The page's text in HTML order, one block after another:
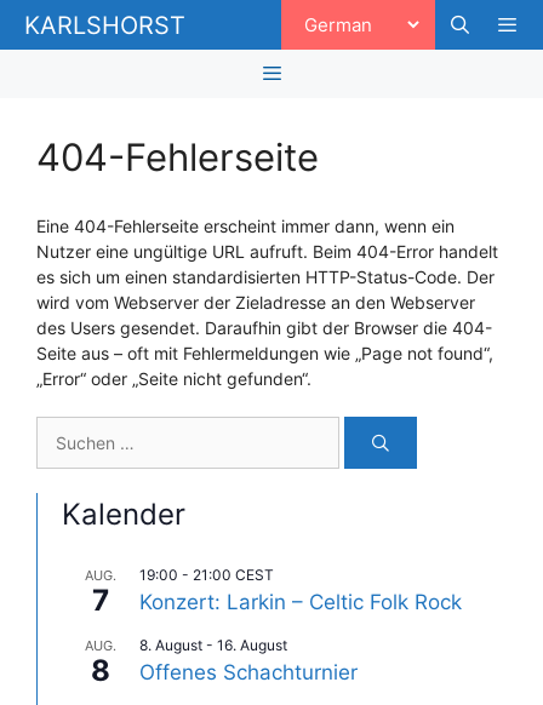
Zum
InhaltKARLSHORST
404-Fehlerseite
Eine 404-Fehlerseite erscheint immer dann, wenn ein
Nutzer eine ungültige URL aufruft. Beim 404-Error handelt
es sich um einen standardisierten HTTP-Status-Code. Der
wird vom Webserver der Zieladresse an den Webserver
des Users gesendet. Daraufhin gibt der Browser die 404-
Seite aus – oft mit Fehlermeldungen wie „Page not found“,
„Error“ oder „Seite nicht gefunden“.
nach:
Kalender
AUG.
7
19:00 - 21:00 CEST
Konzert: Larkin – Celtic Folk Rock
AUG.
8
8. August - 16. August
Offenes Schachturnier